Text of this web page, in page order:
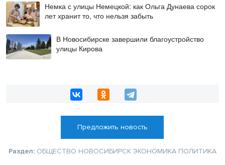
Немка с улицы Немецкой: как Ольга Дунаева сорок
лет хранит то, что нельзя забыть
В Новосибирске завершили благоустройство
улицы Кирова
Предложить новость
Раздел: ОБЩЕСТВО НОВОСИБИРСК ЭКОНОМИКА ПОЛИТИКА